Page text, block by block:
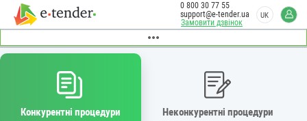
Замовити дзвінок
0 800 30 77 55
support@e-tender.ua
UK
Конкурентні процедури Неконкурентні процедури